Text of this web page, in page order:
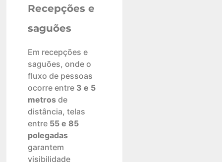
Recepções e
saguões
Em recepções e
saguões, onde o
fluxo de pessoas
ocorre entre 3 e 5
metros de
distância, telas
entre55 e 85
polegadas
garantem
visibilidade